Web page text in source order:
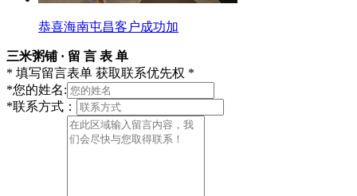
恭喜海南屯昌客户成功加
三米粥铺 · 留 言 表 单
* 填写留言表单 获取联系优先权 *
*您的姓名:
*联系方式：